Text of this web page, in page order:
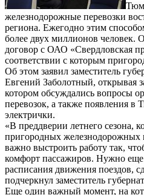
железнодорожные перевозки
региона. Ежегодно этим
более двух миллионов человек.
договор с ОАО «Свердловская
соответствии с которым
Об этом заявил заместитель
Евгений Заболотный, открывая
котором обсуждались вопросы
перевозок, а также появления в
электрички.
«В преддверии летнего сезона,
пригородных железнодорожных
важно выстроить работу так,
комфорт пассажиров. Нужно еще
расписания движения поездов,
подчеркнул заместитель
Еще один важный момент, на